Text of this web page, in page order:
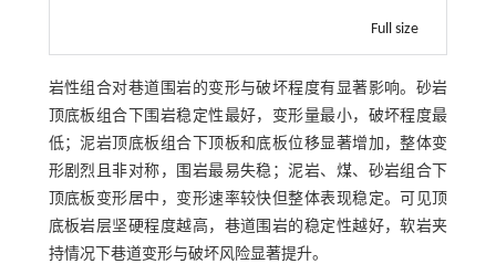
Full size
岩性组合对巷道围岩的变形与破坏程度有显著影响。砂岩
顶底板组合下围岩稳定性最好，变形量最小，破坏程度最
低；泥岩顶底板组合下顶板和底板位移显著增加，整体变
形剧烈且非对称，围岩最易失稳；泥岩、煤、砂岩组合下
顶底板变形居中，变形速率较快但整体表现稳定。可见顶
底板岩层坚硬程度越高，巷道围岩的稳定性越好，软岩夹
持情况下巷道变形与破坏风险显著提升。